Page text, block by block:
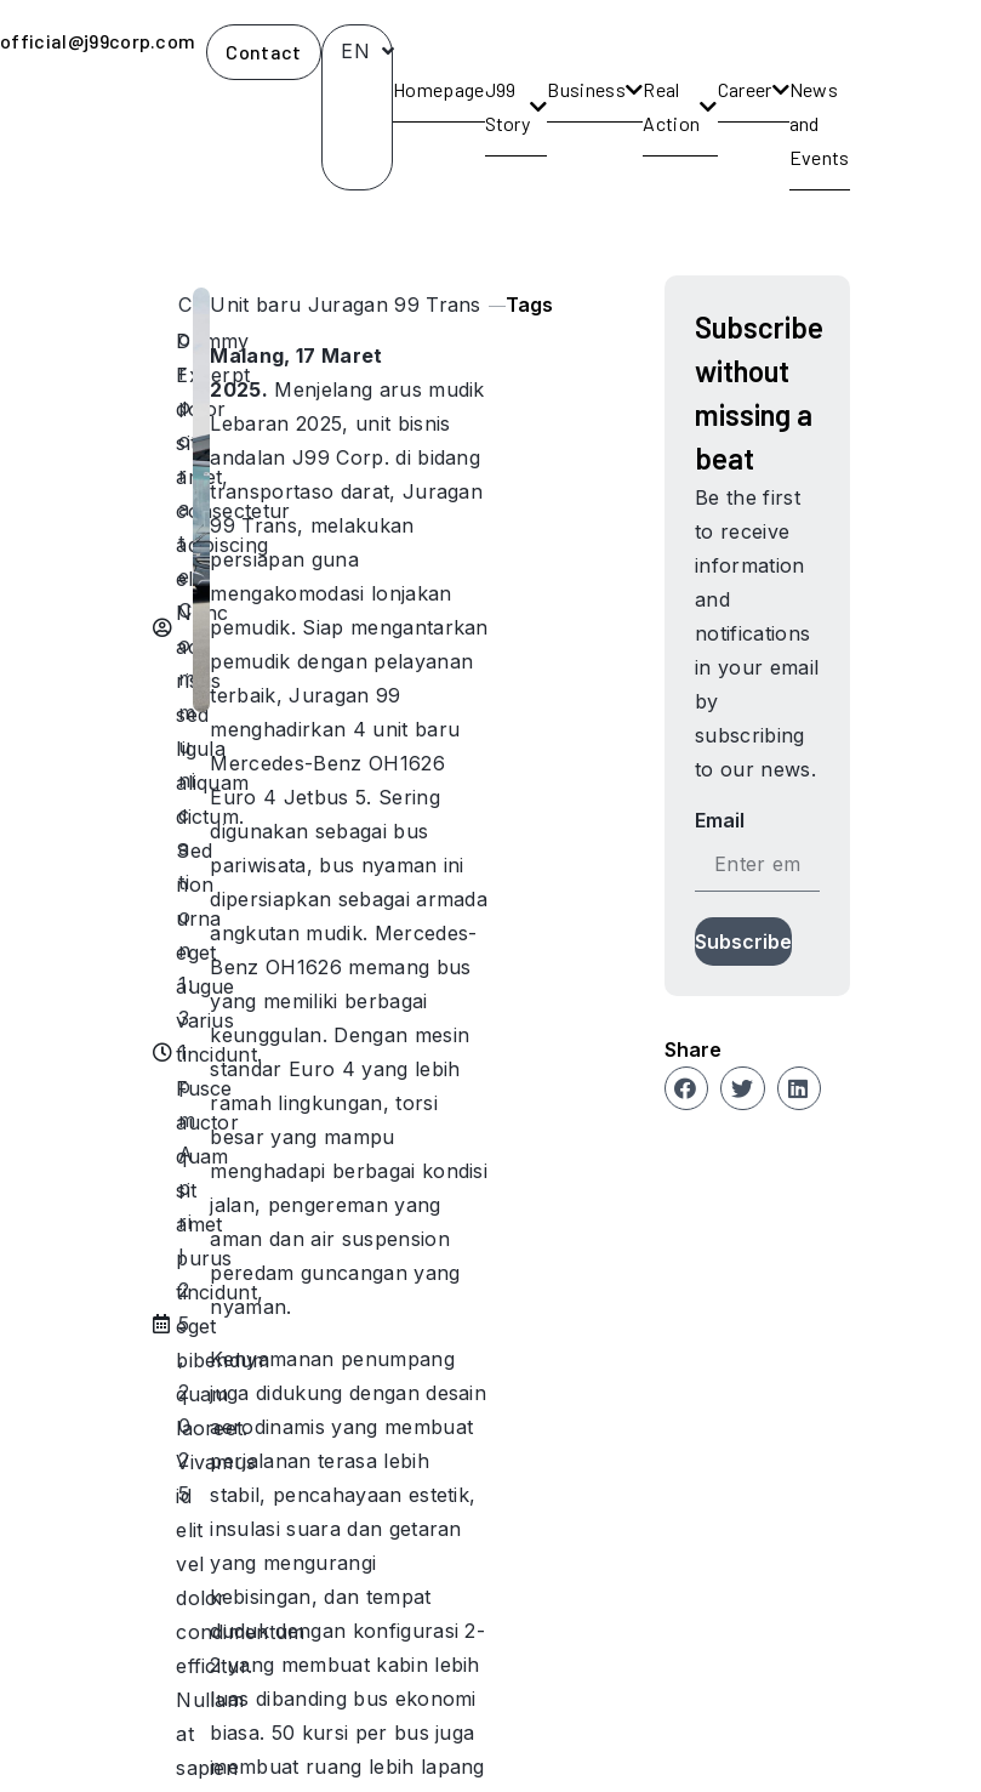
official@j99corp.com Contact EN
HomepageJ99
Story
Business
Real
Action
Career
News
and
Events
C
o
r
p
o
r
a
t
e
C
o
m
m
u
ni
c
a
ti
o
n
1:
3
1
p
m
A
p
ri
l
2
5
,
2
0
2
5
Dummy
Excerpt
dolor
sit
amet,
consectetur
adipiscing
elit.
Nunc
ac
risus
sed
ligula
aliquam
dictum.
Sed
non
urna
eget
augue
varius
tincidunt.
Fusce
auctor
quam
sit
amet
purus
tincidunt,
eget
bibendum
quam
laoreet.
Vivamus
id
elit
vel
dolor
condimentum
efficitur.
Nullam
at
sapien
Unit baru Juragan 99 Trans
Malang, 17 Maret
2025. Menjelang arus mudik
Lebaran 2025, unit bisnis
andalan J99 Corp. di bidang
transportaso darat, Juragan
99 Trans, melakukan
persiapan guna
mengakomodasi lonjakan
pemudik. Siap mengantarkan
pemudik dengan pelayanan
terbaik, Juragan 99
menghadirkan 4 unit baru
Mercedes-Benz OH1626
Euro 4 Jetbus 5. Sering
digunakan sebagai bus
pariwisata, bus nyaman ini
dipersiapkan sebagai armada
angkutan mudik. Mercedes-
Benz OH1626 memang bus
yang memiliki berbagai
keunggulan. Dengan mesin
standar Euro 4 yang lebih
ramah lingkungan, torsi
besar yang mampu
menghadapi berbagai kondisi
jalan, pengereman yang
aman dan air suspension
peredam guncangan yang
nyaman.
Kenyamanan penumpang
juga didukung dengan desain
aerodinamis yang membuat
perjalanan terasa lebih
stabil, pencahayaan estetik,
insulasi suara dan getaran
yang mengurangi
kebisingan, dan tempat
duduk dengan konfigurasi 2-
2 yang membuat kabin lebih
luas dibanding bus ekonomi
biasa. 50 kursi per bus juga
membuat ruang lebih lapang
Tags
Subscribe
without
missing a
beat
Be the first
to receive
information
and
notifications
in your email
by
subscribing
to our news.
Email
Subscribe
Share